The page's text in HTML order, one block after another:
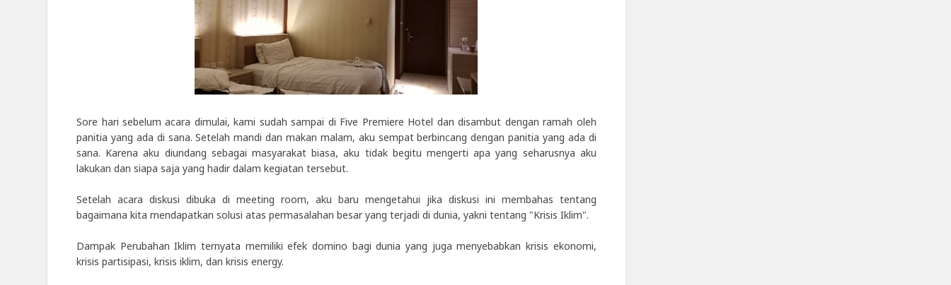
Sore hari sebelum acara dimulai, kami sudah sampai di Five Premiere Hotel dan disambut dengan ramah oleh
panitia yang ada di sana. Setelah mandi dan makan malam, aku sempat berbincang dengan panitia yang ada di
sana. Karena aku diundang sebagai masyarakat biasa, aku tidak begitu mengerti apa yang seharusnya aku
lakukan dan siapa saja yang hadir dalam kegiatan tersebut.
Setelah acara diskusi dibuka di meeting room, aku baru mengetahui jika diskusi ini membahas tentang
bagaimana kita mendapatkan solusi atas permasalahan besar yang terjadi di dunia, yakni tentang "Krisis Iklim".
Dampak Perubahan Iklim ternyata memiliki efek domino bagi dunia yang juga menyebabkan krisis ekonomi,
krisis partisipasi, krisis iklim, dan krisis energy.